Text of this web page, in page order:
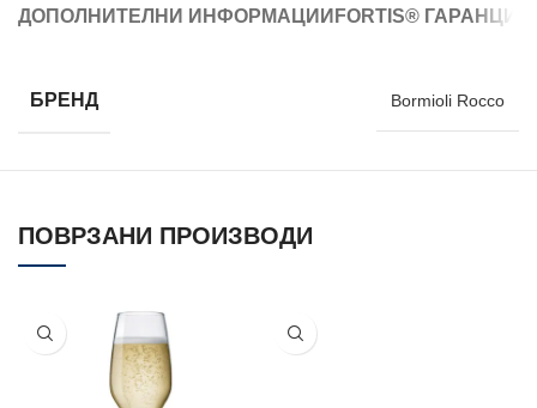
ДОПОЛНИТЕЛНИ ИНФОРМАЦИИ FORTIS®
БРЕНД Bormioli Rocco
ПОВРЗАНИ ПРОИЗВОДИ